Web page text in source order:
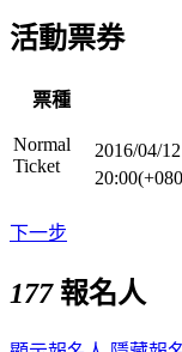
活動票券
票種
Normal
Ticket
2016/04/
下一步
177報名人